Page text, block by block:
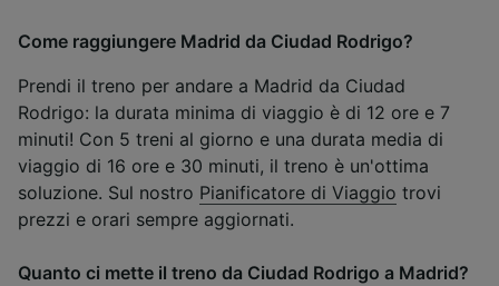
Come raggiungere Madrid da Ciudad Rodrigo?
Prendi il treno per andare a Madrid da Ciudad
Rodrigo: la durata minima di viaggio è di 12 ore e 7
minuti! Con 5 treni al giorno e una durata media di
viaggio di 16 ore e 30 minuti, il treno è un'ottima
soluzione. Sul nostro Pianificatore di Viaggio trovi
prezzi e orari sempre aggiornati.
Quanto ci mette il treno da Ciudad Rodrigo a Madrid?